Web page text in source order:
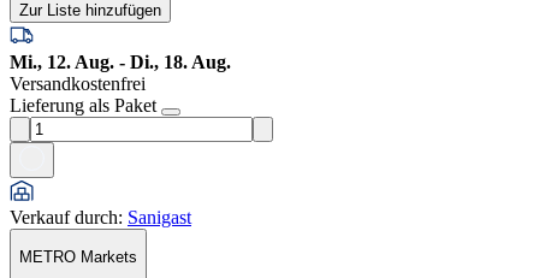
Zur Liste hinzufügen
Mi., 12. Aug. - Di., 18. Aug.
Versandkostenfrei
Lieferung als Paket
Verkauf durch: Sanigast
METRO Markets